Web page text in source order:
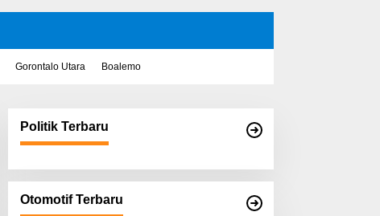
Gorontalo Utara Boalemo
Politik Terbaru
Otomotif Terbaru